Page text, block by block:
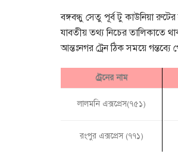
বঙ্গবন্ধু সেতু পূর্ব টু কাউনিয়া
যাবতীয় তথ্য নিচের তালিকাতে
আন্তঃনগর ট্রেন ঠিক সময়ে
ট্রেনের নাম
লালমনি এক্সপ্রেস(৭৫১)
রংপুর এক্সপ্রেস (৭৭১)